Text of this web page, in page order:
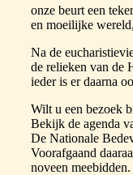
onze beurt een
en moeilijke
Na de
de relieken van de
ieder is er daarna
Wilt u een bezoek
Bekijk de agenda
De Nationale
Voorafgaand
noveen meebidden.